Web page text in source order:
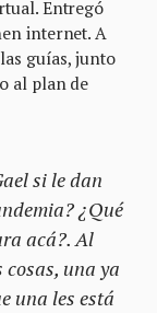
Entregó
internet. A
guías, junto
al plan de
si le dan
¿Qué
acá?. Al
una ya
una les está